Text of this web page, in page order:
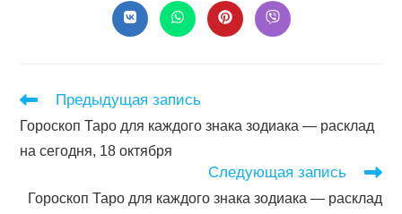
Открывается
в
Открывается
в
Открывается
в
Открывается
в
Читать
статьи
Предыдущая запись
Гороскоп Таро для каждого знака зодиака — расклад
на сегодня, 18 октября
Следующая запись
Гороскоп Таро для каждого знака зодиака — расклад